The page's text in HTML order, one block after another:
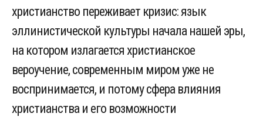
христианство переживает кризис: язык
эллинистической культуры начала нашей эры,
на котором излагается христианское
вероучение, современным миром уже не
воспринимается, и потому сфера влияния
христианства и его возможности